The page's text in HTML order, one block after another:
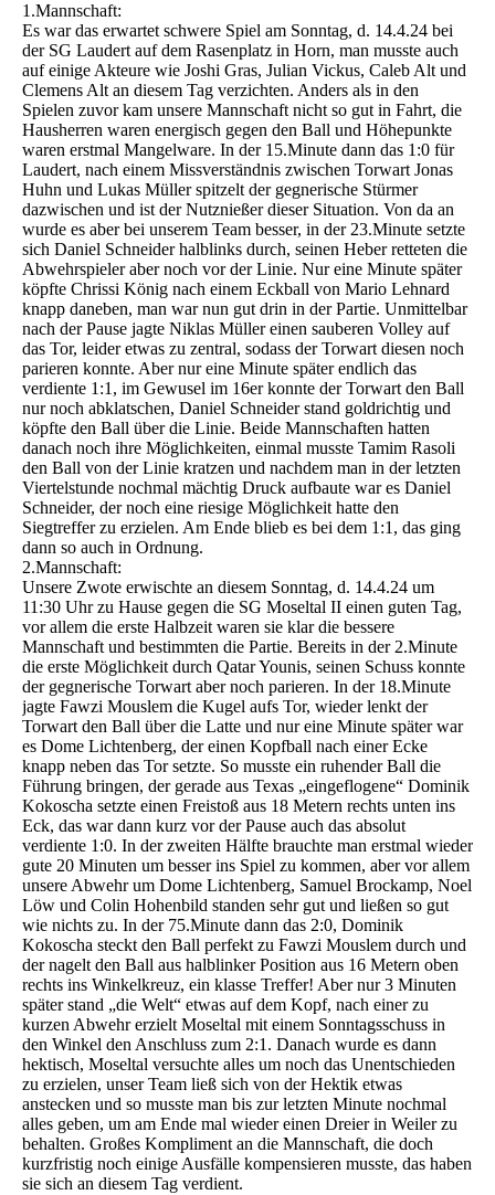
1.Mannschaft:
Es war das erwartet schwere Spiel am Sonntag, d. 14.4.24 bei
der SG Laudert auf dem Rasenplatz in Horn, man musste auch
auf einige Akteure wie Joshi Gras, Julian Vickus, Caleb Alt und
Clemens Alt an diesem Tag verzichten. Anders als in den
Spielen zuvor kam unsere Mannschaft nicht so gut in Fahrt, die
Hausherren waren energisch gegen den Ball und Höhepunkte
waren erstmal Mangelware. In der 15.Minute dann das 1:0 für
Laudert, nach einem Missverständnis zwischen Torwart Jonas
Huhn und Lukas Müller spitzelt der gegnerische Stürmer
dazwischen und ist der Nutznießer dieser Situation. Von da an
wurde es aber bei unserem Team besser, in der 23.Minute setzte
sich Daniel Schneider halblinks durch, seinen Heber retteten die
Abwehrspieler aber noch vor der Linie. Nur eine Minute später
köpfte Chrissi König nach einem Eckball von Mario Lehnard
knapp daneben, man war nun gut drin in der Partie. Unmittelbar
nach der Pause jagte Niklas Müller einen sauberen Volley auf
das Tor, leider etwas zu zentral, sodass der Torwart diesen noch
parieren konnte. Aber nur eine Minute später endlich das
verdiente 1:1, im Gewusel im 16er konnte der Torwart den Ball
nur noch abklatschen, Daniel Schneider stand goldrichtig und
köpfte den Ball über die Linie. Beide Mannschaften hatten
danach noch ihre Möglichkeiten, einmal musste Tamim Rasoli
den Ball von der Linie kratzen und nachdem man in der letzten
Viertelstunde nochmal mächtig Druck aufbaute war es Daniel
Schneider, der noch eine riesige Möglichkeit hatte den
Siegtreffer zu erzielen. Am Ende blieb es bei dem 1:1, das ging
dann so auch in Ordnung.
2.Mannschaft:
Unsere Zwote erwischte an diesem Sonntag, d. 14.4.24 um
11:30 Uhr zu Hause gegen die SG Moseltal II einen guten Tag,
vor allem die erste Halbzeit waren sie klar die bessere
Mannschaft und bestimmten die Partie. Bereits in der 2.Minute
die erste Möglichkeit durch Qatar Younis, seinen Schuss konnte
der gegnerische Torwart aber noch parieren. In der 18.Minute
jagte Fawzi Mouslem die Kugel aufs Tor, wieder lenkt der
Torwart den Ball über die Latte und nur eine Minute später war
es Dome Lichtenberg, der einen Kopfball nach einer Ecke
knapp neben das Tor setzte. So musste ein ruhender Ball die
Führung bringen, der gerade aus Texas „eingeflogene“ Dominik
Kokoscha setzte einen Freistoß aus 18 Metern rechts unten ins
Eck, das war dann kurz vor der Pause auch das absolut
verdiente 1:0. In der zweiten Hälfte brauchte man erstmal wieder
gute 20 Minuten um besser ins Spiel zu kommen, aber vor allem
unsere Abwehr um Dome Lichtenberg, Samuel Brockamp, Noel
Löw und Colin Hohenbild standen sehr gut und ließen so gut
wie nichts zu. In der 75.Minute dann das 2:0, Dominik
Kokoscha steckt den Ball perfekt zu Fawzi Mouslem durch und
der nagelt den Ball aus halblinker Position aus 16 Metern oben
rechts ins Winkelkreuz, ein klasse Treffer! Aber nur 3 Minuten
später stand „die Welt“ etwas auf dem Kopf, nach einer zu
kurzen Abwehr erzielt Moseltal mit einem Sonntagsschuss in
den Winkel den Anschluss zum 2:1. Danach wurde es dann
hektisch, Moseltal versuchte alles um noch das Unentschieden
zu erzielen, unser Team ließ sich von der Hektik etwas
anstecken und so musste man bis zur letzten Minute nochmal
alles geben, um am Ende mal wieder einen Dreier in Weiler zu
behalten. Großes Kompliment an die Mannschaft, die doch
kurzfristig noch einige Ausfälle kompensieren musste, das haben
sie sich an diesem Tag verdient.